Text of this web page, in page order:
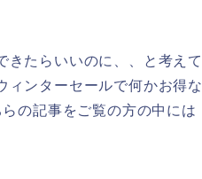
たらいいのに、、と考えて
ィンターセールで何かお得な
の記事をご覧の方の中には